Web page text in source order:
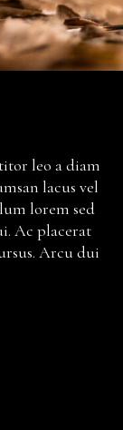
leo a diam
lacus vel
lorem sed
Ac placerat
Arcu dui